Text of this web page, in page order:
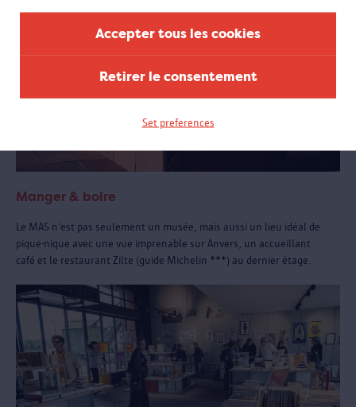
Accepter tous les cookies
Retirer le consentement
Set preferences
Manger & boire
Le MAS n’est pas seulement un musée, mais aussi un lieu idéal de
pique-nique avec une vue imprenable sur Anvers, un accueillant
café et le restaurant Zilte (guide Michelin ***) au dernier étage.